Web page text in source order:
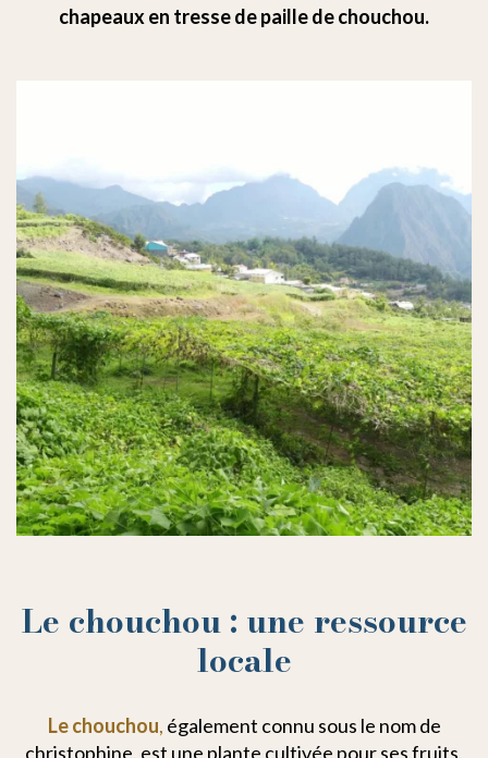
chapeaux en tresse de paille de chouchou.
Le chouchou : une ressource
locale
Le chouchou, également connu sous le nom de
christophine, est une plante cultivée pour ses fruits,